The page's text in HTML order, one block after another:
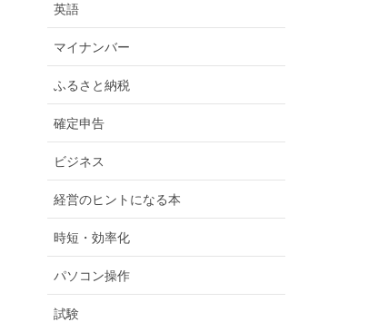
英語
マイナンバー
ふるさと納税
確定申告
ビジネス
経営のヒントになる本
時短・効率化
パソコン操作
試験